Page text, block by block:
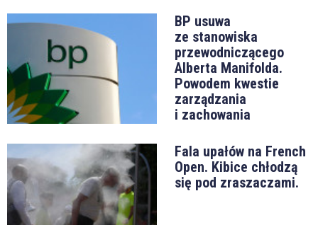
BP usuwa
ze stanowiska
przewodniczącego
Alberta Manifolda.
Powodem kwestie
zarządzania
i zachowania
Fala upałów na French
Open. Kibice chłodzą
się pod zraszaczami.